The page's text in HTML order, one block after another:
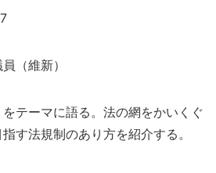
（維新）
をテーマに語る。法の網をかいくぐ
す法規制のあり方を紹介する。